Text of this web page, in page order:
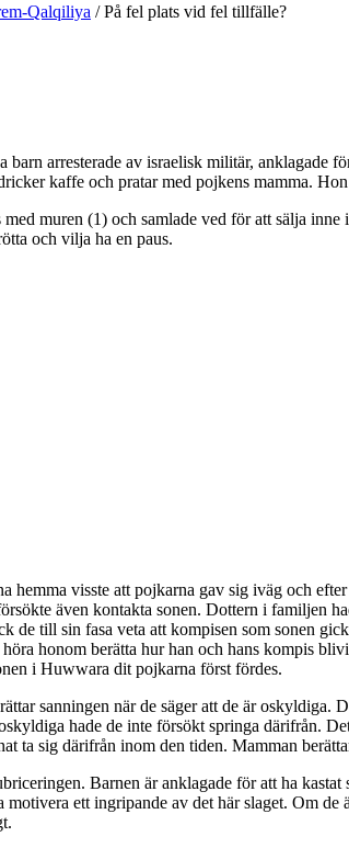
Qalqiliya /På fel plats vid fel tillfälle?
barn arresterade av israelisk militär,
kaffe och pratar med pojkens mamma.
muren (1) och samlade ved för att sälja
och vilja ha en paus.
hemma visste att pojkarna gav sig iväg och
även kontakta sonen. Dottern i familjen
de till sin fasa veta att kompisen som sonen
honom berätta hur han och hans kompis
i Huwwara dit pojkarna först fördes.
sanningen när de säger att de är
hade de inte försökt springa därifrån.
ta sig därifrån inom den tiden. Mamman
Barnen är anklagade för att ha
ett ingripande av det här slaget. Om